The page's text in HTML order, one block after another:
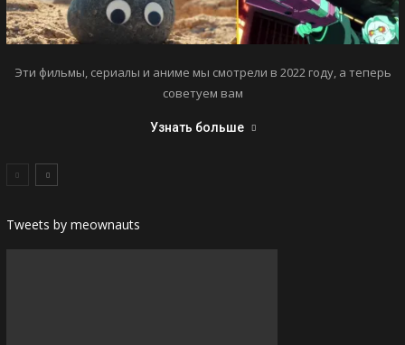
Эти фильмы, сериалы и аниме мы смотрели в 2022 году, а теперь
советуем вам
Узнать больше
Tweets by meownauts